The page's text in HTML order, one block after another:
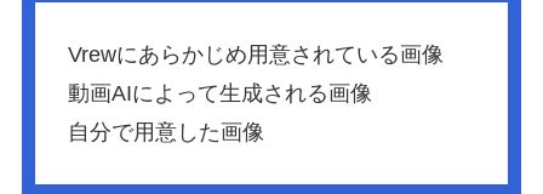
Vrewにあらかじめ用意されている画像
動画AIによって生成される画像
自分で用意した画像